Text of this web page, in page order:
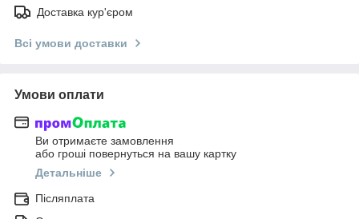
Доставка кур'єром
Всі умови доставки
Умови оплати
Ви отримаєте замовлення
або гроші повернуться на вашу картку
Детальніше
Післяплата